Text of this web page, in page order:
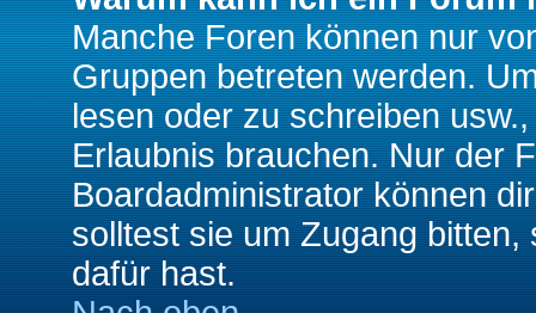
Manche Foren können nur
Gruppen betreten werden.
lesen oder zu schreiben
Erlaubnis brauchen. Nur der
Boardadministrator können
solltest sie um Zugang
dafür hast.